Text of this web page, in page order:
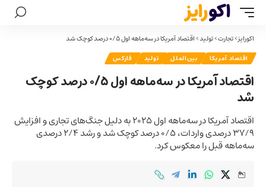
اکورایز>تجارت>تولید>اقتصاد آمریکا در سه‌ماهه اول ۰/۵ درصد کوچک شد
اقتصاد آمریکا بین‌الملل تولید فارکس
اقتصاد آمریکا در سه‌ماهه اول ۰/۵ درصد کوچک
شد
اقتصاد آمریکا در سه‌ماهه اول ۲۰۲۵ به دلیل جنگ‌های تجاری و افزایش
۳۷/۹ درصدی واردات، ۰/۵ درصد کوچک شد و رشد ۲/۴ درصدی
سه‌ماهه قبل را معکوس کرد.